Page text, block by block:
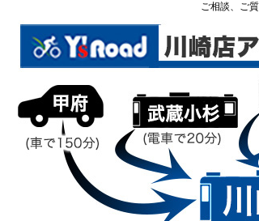
ご相談、ご